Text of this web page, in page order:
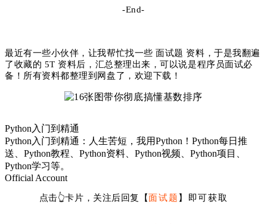
-End-
最近有一些小伙伴，让我帮忙找一些 面试题 资料，于是我翻遍
了收藏的 5T 资料后，汇总整理出来，可以说是程序员面试必
备！ 所有资料都整理到网盘了，欢迎下载！
Python入门到精通
Python入门到精通：人生苦短，我用Python！Python每日推
送、Python教程、Python资料、Python视频、Python项目、
Python学习等。
Official Account
点击👆卡片，关注后回复【面试题 】即可获取